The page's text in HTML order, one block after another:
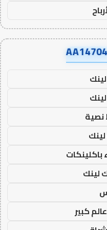
نصية
باكلينكات
لينك
كبير